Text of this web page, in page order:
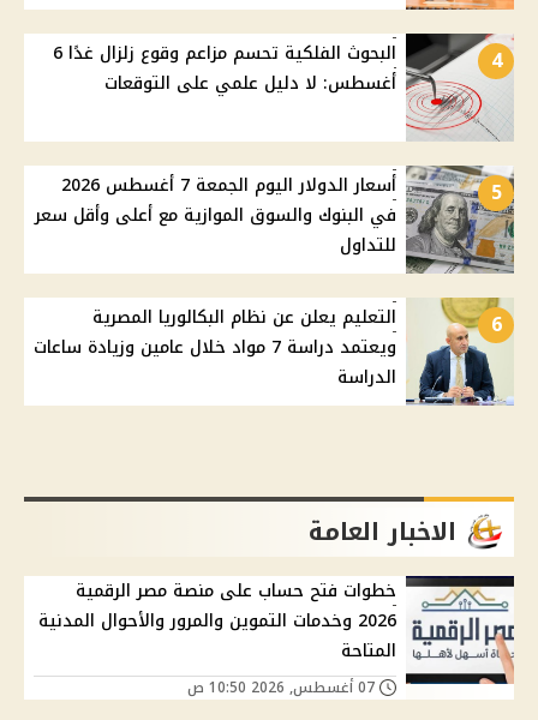
4
البحوث الفلكية تحسم مزاعم وقوع زلزال غدًا 6
أغسطس: لا دليل علمي على التوقعات
5
أسعار الدولار اليوم الجمعة 7 أغسطس 2026
في البنوك والسوق الموازية مع أعلى وأقل سعر
للتداول
6
التعليم يعلن عن نظام البكالوريا المصرية
ويعتمد دراسة 7 مواد خلال عامين وزيادة ساعات
الدراسة
الاخبار العامة
خطوات فتح حساب على منصة مصر الرقمية
2026 وخدمات التموين والمرور والأحوال المدنية
المتاحة